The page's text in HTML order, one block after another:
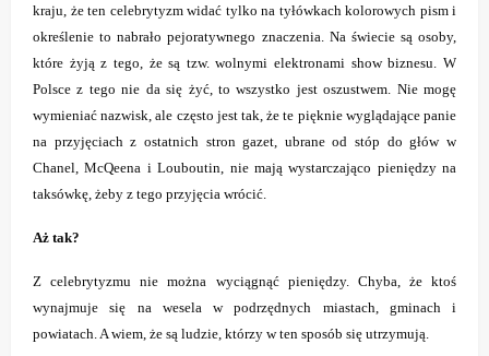
kraju, że ten celebrytyzm widać tylko na tyłówkach kolorowych pism i
określenie to nabrało pejoratywnego znaczenia. Na świecie są osoby,
które żyją z tego, że są tzw. wolnymi elektronami show biznesu. W
Polsce z tego nie da się żyć, to wszystko jest oszustwem. Nie mogę
wymieniać nazwisk, ale często jest tak, że te pięknie wyglądające panie
na przyjęciach z ostatnich stron gazet, ubrane od stóp do głów w
Chanel, McQeena i Louboutin, nie mają wystarczająco pieniędzy na
taksówkę, żeby z tego przyjęcia wrócić.
Aż tak?
Z celebrytyzmu nie można wyciągnąć pieniędzy. Chyba, że ktoś
wynajmuje się na wesela w podrzędnych miastach, gminach i
powiatach. A wiem, że są ludzie, którzy w ten sposób się utrzymują.